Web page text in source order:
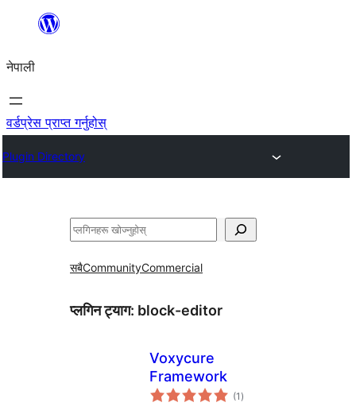
सामग्रीमा
नेपाली
वर्डप्रेस प्राप्त गर्नुहोस्
Plugin Directory
खोज्नुहोस्
सबैCommunityCommercial
प्लगिन ट्याग: block-editor
Voxycure
Framework
(1 कुल
रेटिङ्गहरू
)